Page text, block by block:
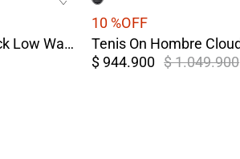
Tenis On Hombre Cloudrock Low Waterproof Negro
10 %OFF
$ 944.900 $ 1.049.900